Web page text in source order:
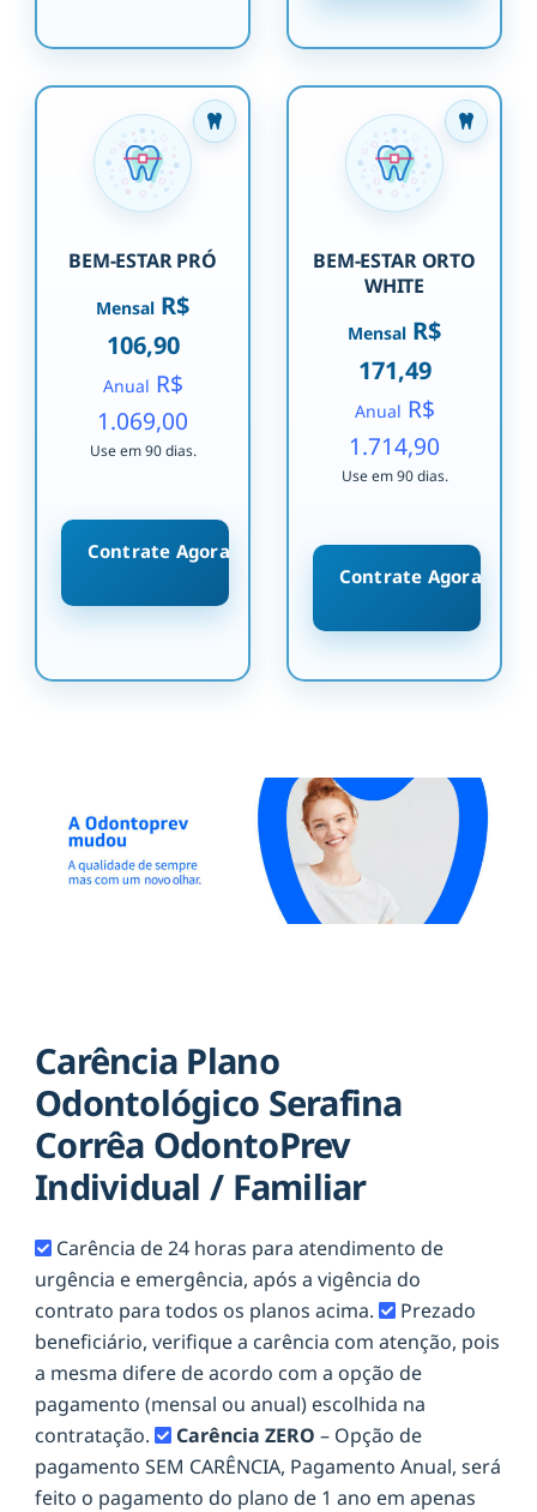
BEM-ESTAR PRÓ
Mensal R$
106,90
Anual R$
1.069,00
Use em 90 dias.
Contrate Agora
BEM-ESTAR ORTO
WHITE
Mensal R$
171,49
Anual R$
1.714,90
Use em 90 dias.
Contrate Agora
Carência Plano
Odontológico Serafina
Corrêa OdontoPrev
Individual / Familiar
Carência de 24 horas para atendimento de
urgência e emergência, após a vigência do
contrato para todos os planos acima.
Prezado
beneficiário, verifique a carência com atenção, pois
a mesma difere de acordo com a opção de
pagamento (mensal ou anual) escolhida na
contratação.
Carência ZERO – Opção de
pagamento SEM CARÊNCIA, Pagamento Anual, será
feito o pagamento do plano de 1 ano em apenas